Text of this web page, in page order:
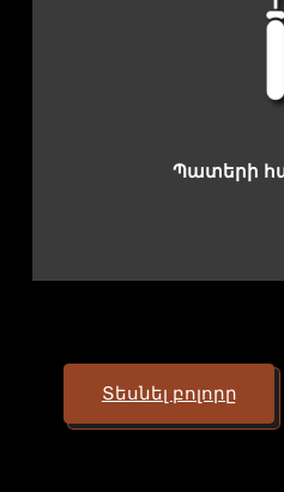
Պատերի
Տեսնել բոլորը